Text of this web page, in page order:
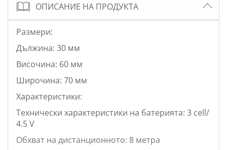
ОПИСАНИЕ НА ПРОДУКТА
Размери:
Дължина: 30 мм
Височина: 60 мм
Широчина: 70 мм
Характеристики:
Технически характеристики на батерията: 3 cell/
4.5 V
Обхват на дистанционното: 8 метра